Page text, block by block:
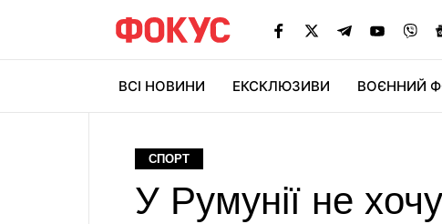
ВСІ НОВИНИ ЕКСКЛЮЗИВИ ВОЄННИЙ
СПОРТ
У Румунії не